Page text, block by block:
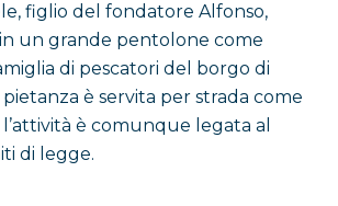
figlio del fondatore Alfonso,
un grande pentolone come
di pescatori del borgo di
pietanza è servita per strada come
l’attività è comunque legata al
di legge.